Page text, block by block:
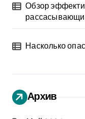
Обзор
Насколько
Архив